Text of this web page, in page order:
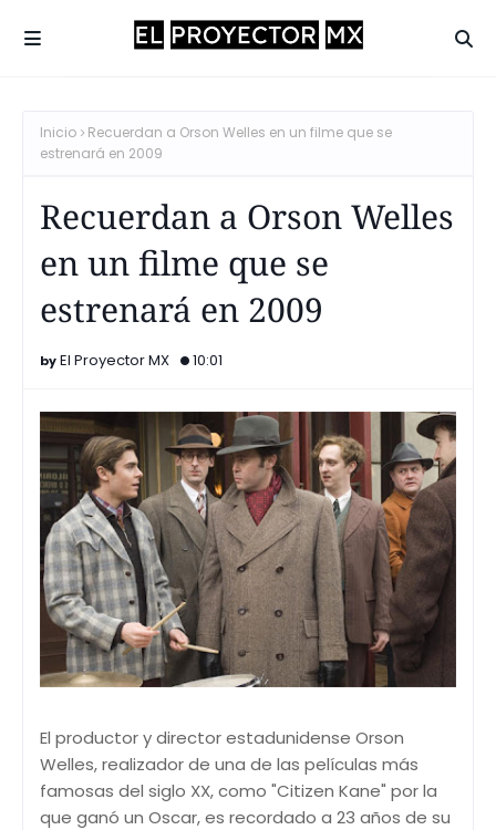
Inicio
Recuerdan a Orson Welles en un filme que se
estrenará en 2009
Recuerdan a Orson Welles
en un filme que se
estrenará en 2009
El Proyector MX 10:01
El productor y director estadunidense Orson
Welles, realizador de una de las películas más
famosas del siglo XX, como "Citizen Kane" por la
que ganó un Oscar, es recordado a 23 años de su